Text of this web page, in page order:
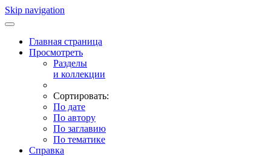
Skip navigation
Главная страница
Просмотреть
Разделы
и коллекции
Сортировать:
По дате
По автору
По заглавию
По тематике
Справка